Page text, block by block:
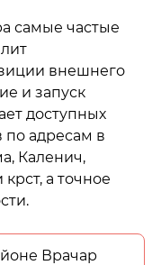
самые частые
внешнего
и запуск
доступных
адресам в
Каленич,
а точное
Врачар